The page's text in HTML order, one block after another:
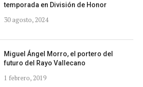
temporada en División de Honor
30 agosto, 2024
Miguel Ángel Morro, el portero del
futuro del Rayo Vallecano
1 febrero, 2019